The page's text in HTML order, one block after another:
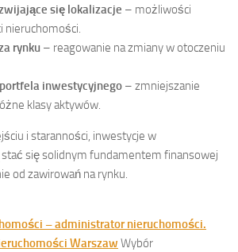
się lokalizacje – możliwości
nieruchomości.
rynku – reagowanie na zmiany w otoczeniu
inwestycyjnego – zmniejszanie
klasy aktywów.
i staranności, inwestycje w
się solidnym fundamentem finansowej
od zawirowań na rynku.
– administrator nieruchomości.
Warszaw Wybór